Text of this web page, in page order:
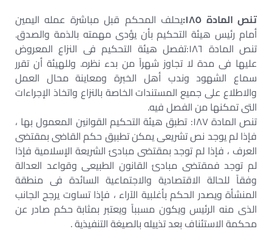
تنص المادة ١٨٥:
يحلف المحكم قبل مباشرة عمله اليمين
أمام رئيس هيئة التحكيم بأن يؤدى مهمته بالذمة والصدق.
تنص المادة ١٨٦:تفصل هيئة التحكيم فى النزاع المعروض
عليها فى مدة لا تجاوز شهراً من بدء نظره. وللهيئة أن تقرر
سماع الشهود وندب أهل الخبرة ومعاينة محال العمل
والاطلاع على جميع المستندات الخاصة بالنزاع واتخاذ الإجراءات
التى تمكنها من الفصل فيه.
تنص المادة ١٨٧: تطبق هيئة التحكيم القوانين المعمول بها ،
فإذا لم يوجد نص تشريعى يمكن تطبيق حكم القاضى بمقتضى
العرف ، فإذا لم توجد بمقتضى مبادئ الشريعة الإسلامية فإذا
لم توجد فمقتضى مبادئ القانون الطبيعى وقواعد العدالة
وفقاً للحالة الاقتصادية والاجتماعية السائدة فى منطقة
المنشأة ويصدر الحكم بأغلبية الآراء ، فإذا تساوت يرجح الجانب
الذى منه الرئيس ويكون مسبباً ويعتبر بمثابة حكم صادر عن
محكمة الاستئناف بعد تذييله بالصيغة التنفيذية .